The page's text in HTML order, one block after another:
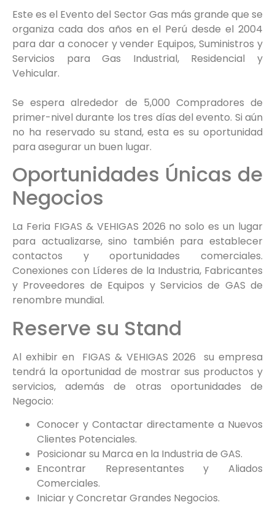
Este es el Evento del Sector Gas más grande que se
organiza cada dos años en el Perú desde el 2004
para dar a conocer y vender Equipos, Suministros y
Servicios para Gas Industrial, Residencial y
Vehicular.
Se espera alrededor de 5,000 Compradores de
primer-nivel durante los tres días del evento. Si aún
no ha reservado su stand, esta es su oportunidad
para asegurar un buen lugar.
Oportunidades Únicas de
Negocios
La Feria FIGAS & VEHIGAS 2026 no solo es un lugar
para actualizarse, sino también para establecer
contactos y oportunidades comerciales.
Conexiones con Líderes de la Industria, Fabricantes
y Proveedores de Equipos y Servicios de GAS de
renombre mundial.
Reserve su Stand
Al exhibir en FIGAS & VEHIGAS 2026 su empresa
tendrá la oportunidad de mostrar sus productos y
servicios, además de otras oportunidades de
Negocio:
Conocer y Contactar directamente a Nuevos
Clientes Potenciales.
Posicionar su Marca en la Industria de GAS.
Encontrar Representantes y Aliados
Comerciales.
Iniciar y Concretar Grandes Negocios.